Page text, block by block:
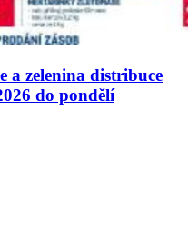
a zelenina distribuce
do pondělí